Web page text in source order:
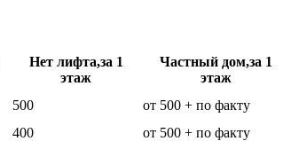
Нет лифта,за 1
этаж
Частный дом,за 1
этаж
500
от 500 + по факту
400
от 500 + по факту